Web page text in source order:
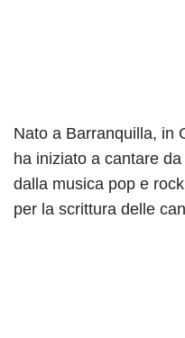
Nato a Barranquilla, in
ha iniziato a cantare
dalla musica pop e
per la scrittura delle